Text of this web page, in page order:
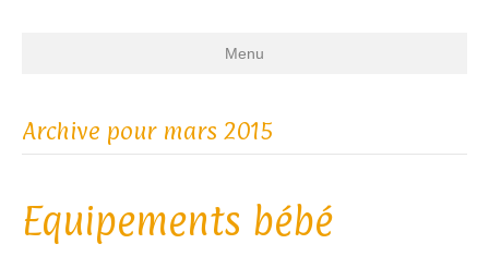
Menu
Archive pour mars 2015
Equipements bébé